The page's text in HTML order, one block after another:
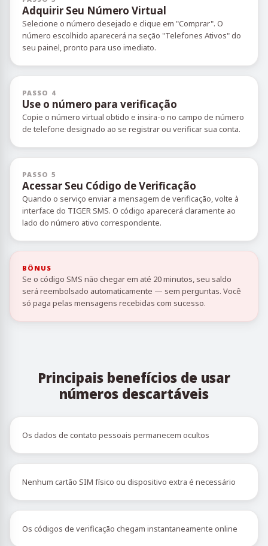
Adquirir Seu Número Virtual
Selecione o número desejado e clique em "Comprar". O
número escolhido aparecerá na seção "Telefones Ativos" do
seu painel, pronto para uso imediato.
PASSO 4
Use o número para verificação
Copie o número virtual obtido e insira-o no campo de número
de telefone designado ao se registrar ou verificar sua conta.
PASSO 5
Acessar Seu Código de Verificação
Quando o serviço enviar a mensagem de verificação, volte à
interface do TIGER SMS. O código aparecerá claramente ao
lado do número ativo correspondente.
BÔNUS
Se o código SMS não chegar em até 20 minutos, seu saldo
será reembolsado automaticamente — sem perguntas. Você
só paga pelas mensagens recebidas com sucesso.
Principais benefícios de usar
números descartáveis
Os dados de contato pessoais permanecem ocultos
Nenhum cartão SIM físico ou dispositivo extra é necessário
Os códigos de verificação chegam instantaneamente online